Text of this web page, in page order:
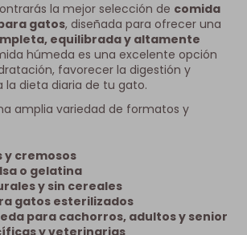
la mejor selección de comida
gatos, diseñada para ofrecer una
equilibrada y altamente
húmeda es una excelente opción
favorecer la digestión y
la dieta diaria de tu gato.
amplia variedad de formatos y
y cremosos
o gelatina
y sin cereales
gatos esterilizados
para cachorros, adultos y senior
y veterinarias